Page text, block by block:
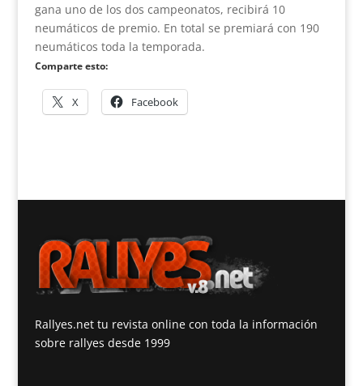
gana uno de los dos campeonatos, recibirá 10
neumáticos de premio. En total se premiará con 190
neumáticos toda la temporada.
Comparte esto:
X Facebook
Rallyes.net tu revista online con toda la información
sobre rallyes desde 1999